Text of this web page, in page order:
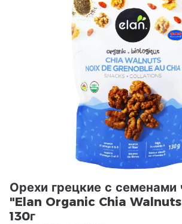
Орехи грецкие с семенами
"Elan Organic Chia
130г